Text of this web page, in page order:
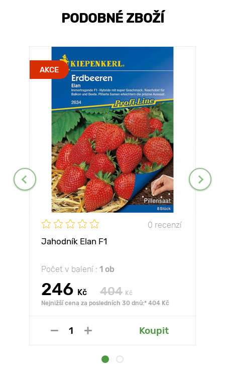
PODOBNÉ ZBOŽÍ
AKCE
0 recenzí
Jahodník Elan F1
Počet v balení : 1 ob
246 Kč 404 Kč
Nejnižší cena za posledních 30 dnů:* 404 Kč
Koupit